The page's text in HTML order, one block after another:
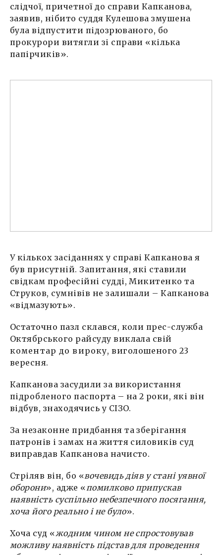
слідчої, причетної до справи Капканова,
заявив, нібито суддя Кулешова змушена
була відпустити підозрюваного, бо
прокурори витягли зі справи «кілька
папірчиків».
У кількох засіданнях у справі Капканова я
був присутній. Запитання, які ставили
свідкам професійні судді, Микитенко та
Струков, сумнівів не залишали – Капканова
«відмазують».
Остаточно пазл склався, коли прес-служба
Октябрського райсуду виклала свій
коментар до вироку, виголошеного 23
вересня.
Капканова засудили за використання
підробленого паспорта – на 2 роки, які він
відбув, знаходячись у СІЗО.
За незаконне придбання та зберігання
патронів і замах на життя силовиків суд
виправдав Капканова начисто.
Стріляв він, бо «вочевидь діяв у стані уявної
оборони», адже « помилково припускав
наявність суспільно небезпечного посягання,
хоча його реально і не було».
Хоча суд «жодним чином не спростовував
можливу наявність підстав для проведення